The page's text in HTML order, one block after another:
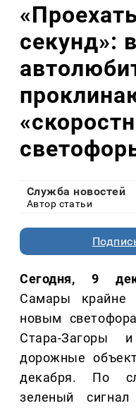
секунд»:
Служба новостей
Автор статьи
Сегодня, 9
Самары крайне
новым
Стара-Загоры
дорожные
декабря. По
зеленый сигнал